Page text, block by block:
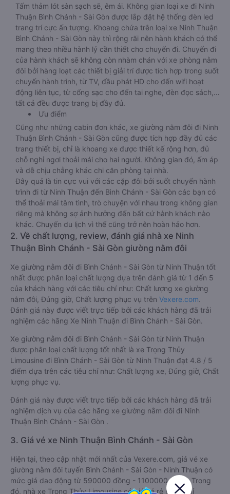
Tấm thảm lót sàn sạch sẽ, êm ái. Không gian loại xe đi Ninh
Thuận Bình Chánh - Sài Gòn được lắp đặt hệ thống đèn led
trang trí cực ấn tượng. Khoang chứa trên loại xe Ninh Thuận
Bình Chánh - Sài Gòn này thì rộng rãi nên hành khách có thể
mang theo nhiều hành lý cần thiết cho chuyến đi. Chuyến đi
của hành khách sẽ không còn nhàm chán với xe phòng nằm
đôi bởi hàng loạt các thiết bị giải trí được tích hợp trong suốt
chuyến hành trình, từ TV, đầu phát HD cho đến wifi hoạt
động liên tục, từ cổng sạc cho đến tai nghe, đèn đọc sách,…
tất cả đều được trang bị đầy đủ.
Ưu điểm
Cũng như những cabin đơn khác, xe giường nằm đôi đi Ninh
Thuận Bình Chánh - Sài Gòn cũng được tích hợp đầy đủ các
trang thiết bị, chỉ là khoang xe được thiết kế rộng hơn, đủ
chỗ nghỉ ngơi thoải mái cho hai người. Không gian đó, ấm áp
và dễ chịu chẳng khác chi căn phòng tại nhà.
Đây quả là tin cực vui với các cặp đôi bởi suốt chuyến hành
trình đi từ Ninh Thuận đến Bình Chánh - Sài Gòn các bạn có
thể thoải mái tâm tình, trò chuyện với nhau trong không gian
riêng mà không sợ ảnh hưởng đến bất cứ hành khách nào
khác. Chuyến du lịch vì thế cũng trở nên hoàn hảo hơn.
2. Về chất lượng, review, đánh giá nhà xe Ninh
Thuận Bình Chánh - Sài Gòn giường nằm đôi
Xe giường nằm đôi đi Bình Chánh - Sài Gòn từ Ninh Thuận tốt
nhất được phân loại chất lượng dựa trên đánh giá từ 1 đến 5
của khách hàng với các tiêu chí như: Chất lượng xe giường
nằm đôi, Đúng giờ, Chất lượng phục vụ trên Vexere.com.
Đánh giá này được viết trực tiếp bởi các khách hàng đã trải
nghiệm các hãng Xe Ninh Thuận đi Bình Chánh - Sài Gòn.
Xe giường nằm đôi đi Bình Chánh - Sài Gòn từ Ninh Thuận
được phân loại chất lượng tốt nhất là xe Trọng Thủy
Limousine đi Bình Chánh - Sài Gòn từ Ninh Thuận đạt 4.8 / 5
điểm dựa trên các tiêu chí như: Chất lượng xe, Đúng giờ, Chất
lượng phục vụ.
Đánh giá này được viết trực tiếp bởi các khách hàng đã trải
nghiệm dịch vụ của các hãng xe giường nằm đôi đi Ninh
Thuận Bình Chánh - Sài Gòn .
3. Giá vé xe Ninh Thuận Bình Chánh - Sài Gòn
Hiện tại, theo cập nhật mới nhất của Vexere.com, giá vé xe
giường nằm đôi tuyến Bình Chánh - Sài Gòn - Ninh Thuận có
mức giá dao động từ 590000 đồng - 1100000 đồng. Trong
đó, nhà xe Trọng Thủy Limousine có giá vé rẻ nhất, chỉ